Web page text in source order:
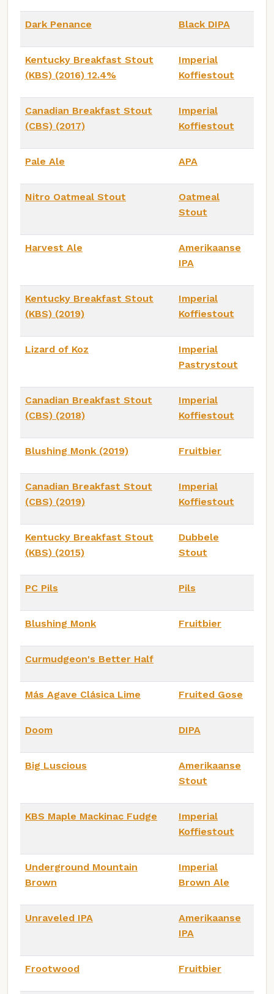
Dark Penance Black DIPA
Kentucky Breakfast Stout
(KBS) (2016) 12.4%
Imperial
Koffiestout
Canadian Breakfast Stout
(CBS) (2017)
Imperial
Koffiestout
Pale Ale APA
Nitro Oatmeal Stout
Oatmeal
Stout
Harvest Ale
Amerikaanse
IPA
Kentucky Breakfast Stout
(KBS) (2019)
Imperial
Koffiestout
Lizard of Koz
Imperial
Pastrystout
Canadian Breakfast Stout
(CBS) (2018)
Imperial
Koffiestout
Blushing Monk (2019) Fruitbier
Canadian Breakfast Stout
(CBS) (2019)
Imperial
Koffiestout
Kentucky Breakfast Stout
(KBS) (2015)
Dubbele
Stout
PC Pils Pils
Blushing Monk Fruitbier
Curmudgeon's Better Half
Más Agave Clásica Lime Fruited Gose
Doom DIPA
Big Luscious
Amerikaanse
Stout
KBS Maple Mackinac Fudge
Imperial
Koffiestout
Underground Mountain
Brown
Imperial
Brown Ale
Unraveled IPA
Amerikaanse
IPA
Frootwood Fruitbier